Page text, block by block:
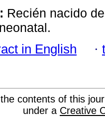
Recién nacido
in English ·
contents of this
under a Creative